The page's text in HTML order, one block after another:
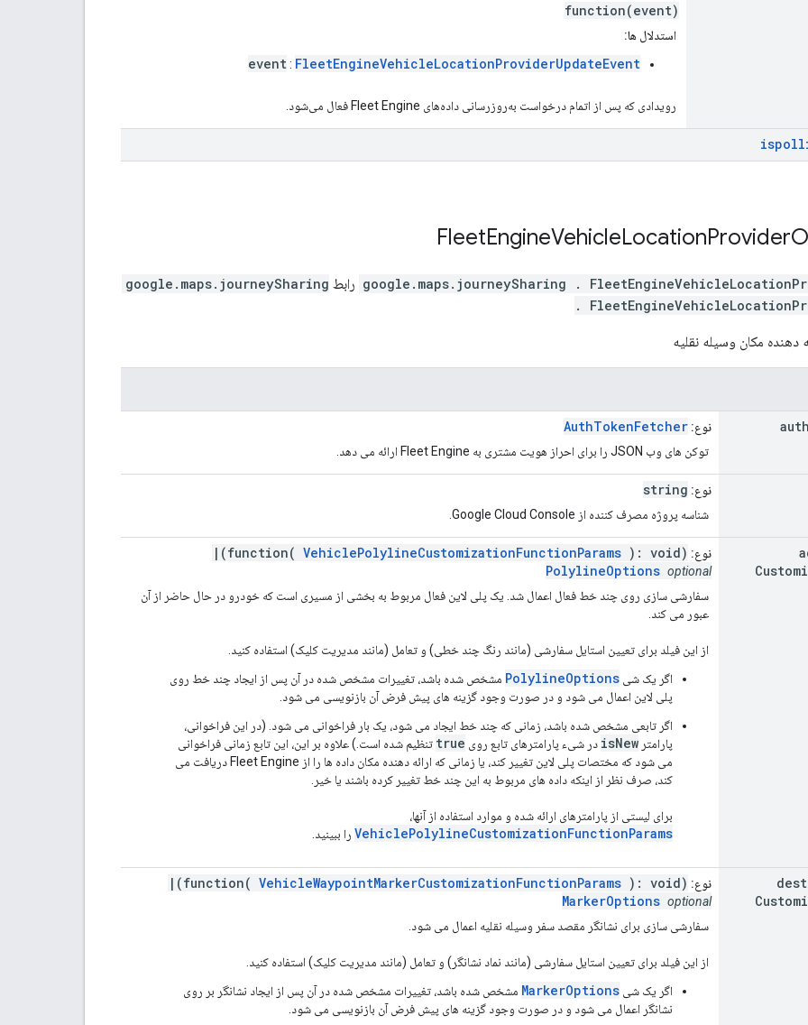
function(event)
استدلال ها:
event: FleetEngineVehicleLocationProviderUpdateEvent
رویدادی که پس از اتمام درخواست به‌روزرسانی داده‌های Fleet Engine فعال می‌شود.
FleetEngineVehicleLocationProvider
google.maps.journeySharing . رابط google.maps.journeySharing
.
دهنده مکان وسیله نقلیه
auth نوع: AuthTokenFetcher
توکن های وب JSON را برای احراز هویت مشتری به Fleet Engine ارائه می دهد.
نوع: string
شناسه پروژه مصرف کننده از Google Cloud Console.
نوع: (function(
VehiclePolylineCustomizationFunctionParams ): void)|
PolylineOptions optional
سفارشی سازی روی چند خط فعال اعمال شد. یک پلی لاین فعال مربوط به بخشی از مسیری است که خودرو در حال حاضر از آن
عبور می کند.
از این فیلد برای تعیین استایل سفارشی (مانند رنگ چند خطی) و تعامل (مانند مدیریت کلیک) استفاده کنید.
اگر یک شی PolylineOptions مشخص شده باشد، تغییرات مشخص شده در آن پس از ایجاد چند خط روی
پلی لاین اعمال می شود و در صورت وجود گزینه های پیش فرض آن بازنویسی می شود.
اگر تابعی مشخص شده باشد، زمانی که چند خط ایجاد می شود، یک بار فراخوانی می شود. (در این فراخوانی،
پارامتر isNew در شیء پارامترهای تابع روی true تنظیم شده است.) علاوه بر این، این تابع زمانی فراخوانی
می شود که مختصات پلی لاین تغییر کند، یا زمانی که ارائه دهنده مکان داده ها را از Fleet Engine دریافت می
کند، صرف نظر از اینکه داده های مربوط به این چند خط تغییر کرده باشند یا خیر.
برای لیستی از پارامترهای ارائه شده و موارد استفاده از آنها،
VehiclePolylineCustomizationFunctionParamsرا ببینید.
نوع: (function(
VehicleWaypointMarkerCustomizationFunctionParams ): void)|
MarkerOptions optional
سفارشی سازی برای نشانگر مقصد سفر وسیله نقلیه اعمال می شود.
از این فیلد برای تعیین استایل سفارشی (مانند نماد نشانگر) و تعامل (مانند مدیریت کلیک) استفاده کنید.
اگر یک شی MarkerOptions مشخص شده باشد، تغییرات مشخص شده در آن پس از ایجاد نشانگر بر روی
نشانگر اعمال می شود و در صورت وجود گزینه های پیش فرض آن بازنویسی می شود.